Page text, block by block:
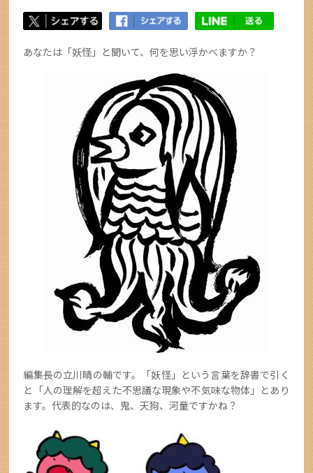
あなたは「妖怪」と聞いて、何を思い浮かべますか？
編集長の立川晴の輔です。「妖怪」という言葉を辞書で引く
と「人の理解を超えた不思議な現象や不気味な物体」とあり
ます。代表的なのは、鬼、天狗、河童ですかね？